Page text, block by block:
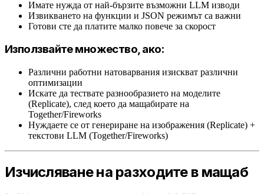
Имате нужда от най-бързите възможни LLM изводи
Извикването на функции и JSON режимът са важни
Готови сте да платите малко повече за скорост
Използвайте множество, ако:
Различни работни натоварвания изискват различни
оптимизации
Искате да тествате разнообразието на моделите
(Replicate), след което да мащабирате на
Together/Fireworks
Нуждаете се от генериране на изображения (Replicate) +
текстови LLM (Together/Fireworks)
Изчисляване на разходите в мащаб